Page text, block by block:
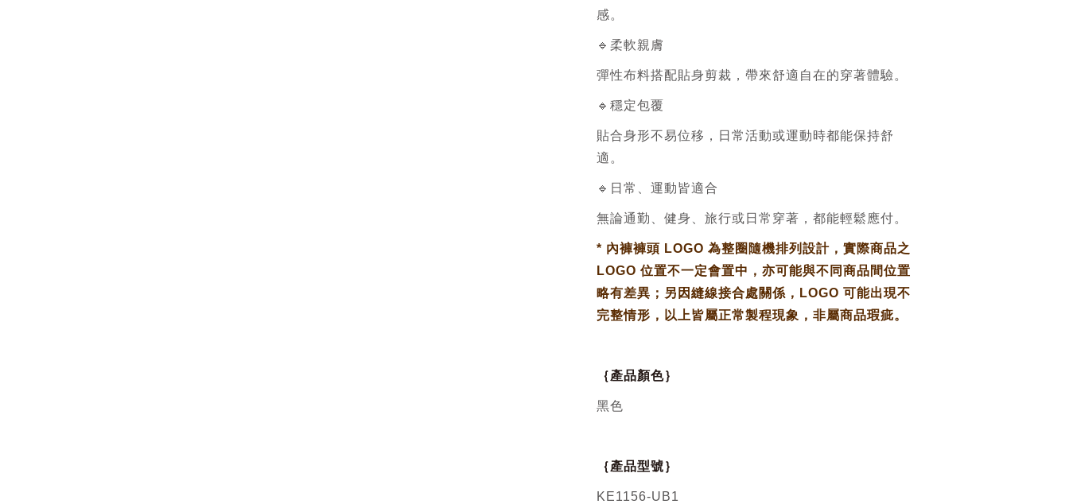
感。
🔹柔軟親膚
彈性布料搭配貼身剪裁，帶來舒適自在的穿著體驗。
🔹穩定包覆
貼合身形不易位移，日常活動或運動時都能保持舒
適。
🔹日常、運動皆適合
無論通勤、健身、旅行或日常穿著，都能輕鬆應付。
* 內褲褲頭 LOGO 為整圈隨機排列設計，實際商品之
LOGO 位置不一定會置中，亦可能與不同商品間位置
略有差異；另因縫線接合處關係，LOGO 可能出現不
完整情形，以上皆屬正常製程現象，非屬商品瑕疵。
｛產品顏色｝
黑色
｛產品型號｝
KE1156-UB1